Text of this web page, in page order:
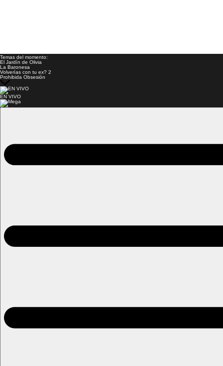
Temas del momento:
El Jardín de Olivia
La Baronesa
Volverías con tu ex? 2
Prohibida Obsesión
EN VIVO